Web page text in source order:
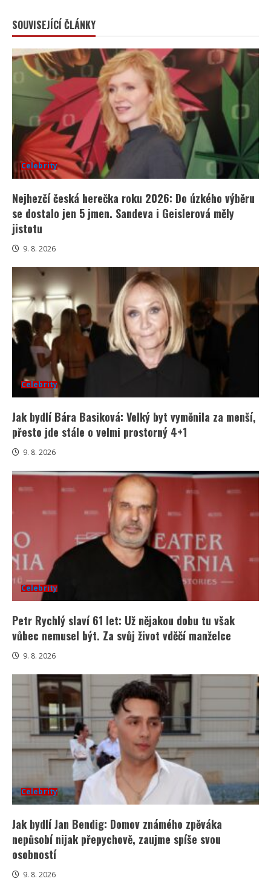
SOUVISEJÍCÍ ČLÁNKY
Celebrity
Nejhezčí česká herečka roku 2026: Do úzkého výběru
se dostalo jen 5 jmen. Sandeva i Geislerová měly
jistotu
9. 8. 2026
Celebrity
Jak bydlí Bára Basiková: Velký byt vyměnila za menší,
přesto jde stále o velmi prostorný 4+1
9. 8. 2026
Celebrity
Petr Rychlý slaví 61 let: Už nějakou dobu tu však
vůbec nemusel být. Za svůj život vděčí manželce
9. 8. 2026
Celebrity
Jak bydlí Jan Bendig: Domov známého zpěváka
nepůsobí nijak přepychově, zaujme spíše svou
osobností
9. 8. 2026